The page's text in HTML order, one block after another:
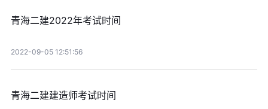
青海二建2022年考试时间
2022-09-05 12:51:56
青海二建建造师考试时间